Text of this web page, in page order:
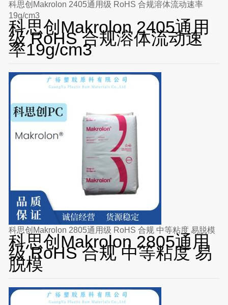
科思创Makrolon 2405通用级 RoHS 合规溶体流动速率
19g/cm3
科思创Makrolon 2405通用
级 RoHS 合规溶体流动速
率19g/cm3
科思创Makrolon 2805通用级 RoHS 合规 中等粘度 易脱模
科思创Makrolon 2805通用
级 RoHS 合规 中等粘度 易
脱模